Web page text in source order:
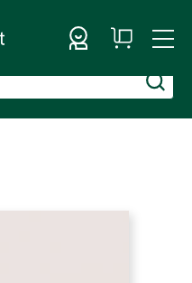
Sign In
My
Cart